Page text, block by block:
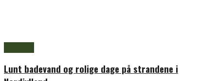
Lunt badevand og rolige dage på strandene i